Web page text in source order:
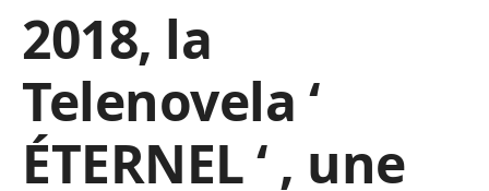
2018, la
Telenovela ‘
ÉTERNEL ‘ , une